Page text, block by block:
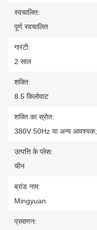
स्वचालित:
पूर्ण स्वचालित
गारंटी:
2 साल
शक्ति:
8.5 किलोवाट
शक्ति का स्रोत:
380V 50Hz या अन्य आवश्यक;
उत्पत्ति के प्लेस:
चीन
ब्रांड नाम:
Mingyuan
प्रमाणन: